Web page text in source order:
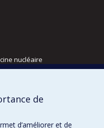
nucléaire
physique
de
d’améliorer et de